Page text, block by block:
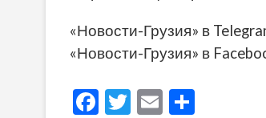
«Новости-Грузия» в
«Новости-Грузия» в
F
T
E